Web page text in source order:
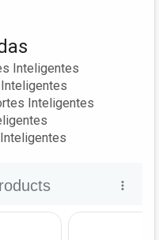
Inteligentes
Inteligentes